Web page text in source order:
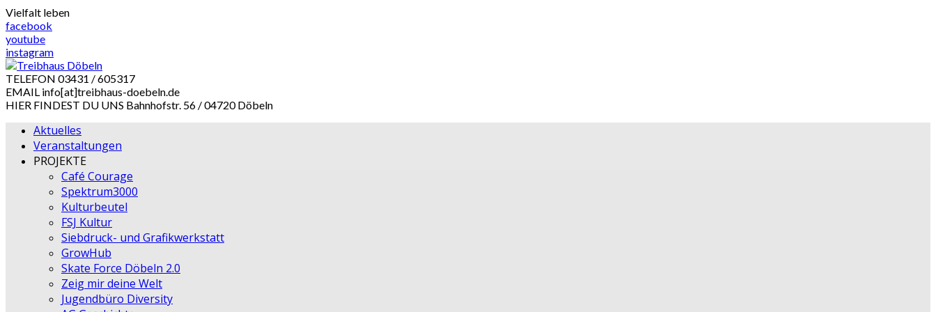
Skip
to
content
Vielfalt leben
facebook
youtube
instagram
TELEFON 03431 / 605317
EMAIL info[at]treibhaus-doebeln.de
HIER FINDEST DU UNS Bahnhofstr. 56 / 04720 Döbeln
Aktuelles
Veranstaltungen
PROJEKTE
Café Courage
Spektrum3000
Kulturbeutel
FSJ Kultur
Siebdruck- und Grafikwerkstatt
GrowHub
Skate Force Döbeln 2.0
Zeig mir deine Welt
Jugendbüro Diversity